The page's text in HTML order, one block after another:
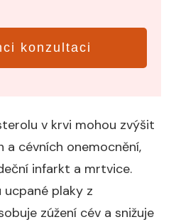
konzultaci
v krvi mohou zvýšit
a cévních onemocnění,
infarkt a mrtvice.
ucpané plaky z
zúžení cév a snižuje